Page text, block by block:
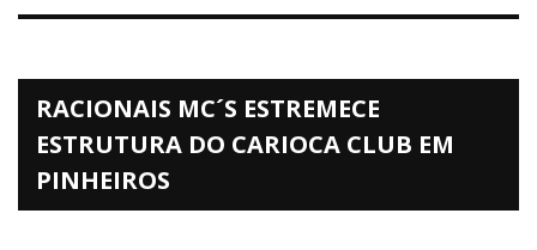
RACIONAIS MC´S ESTREMECE
ESTRUTURA DO CARIOCA CLUB EM
PINHEIROS